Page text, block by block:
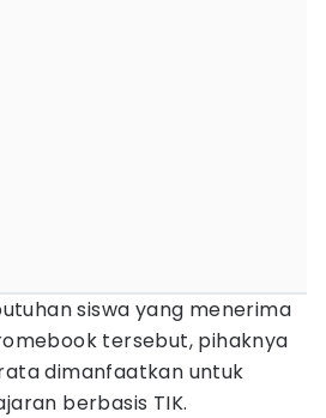
siswa yang menerima
tersebut, pihaknya
dimanfaatkan untuk
berbasis TIK.